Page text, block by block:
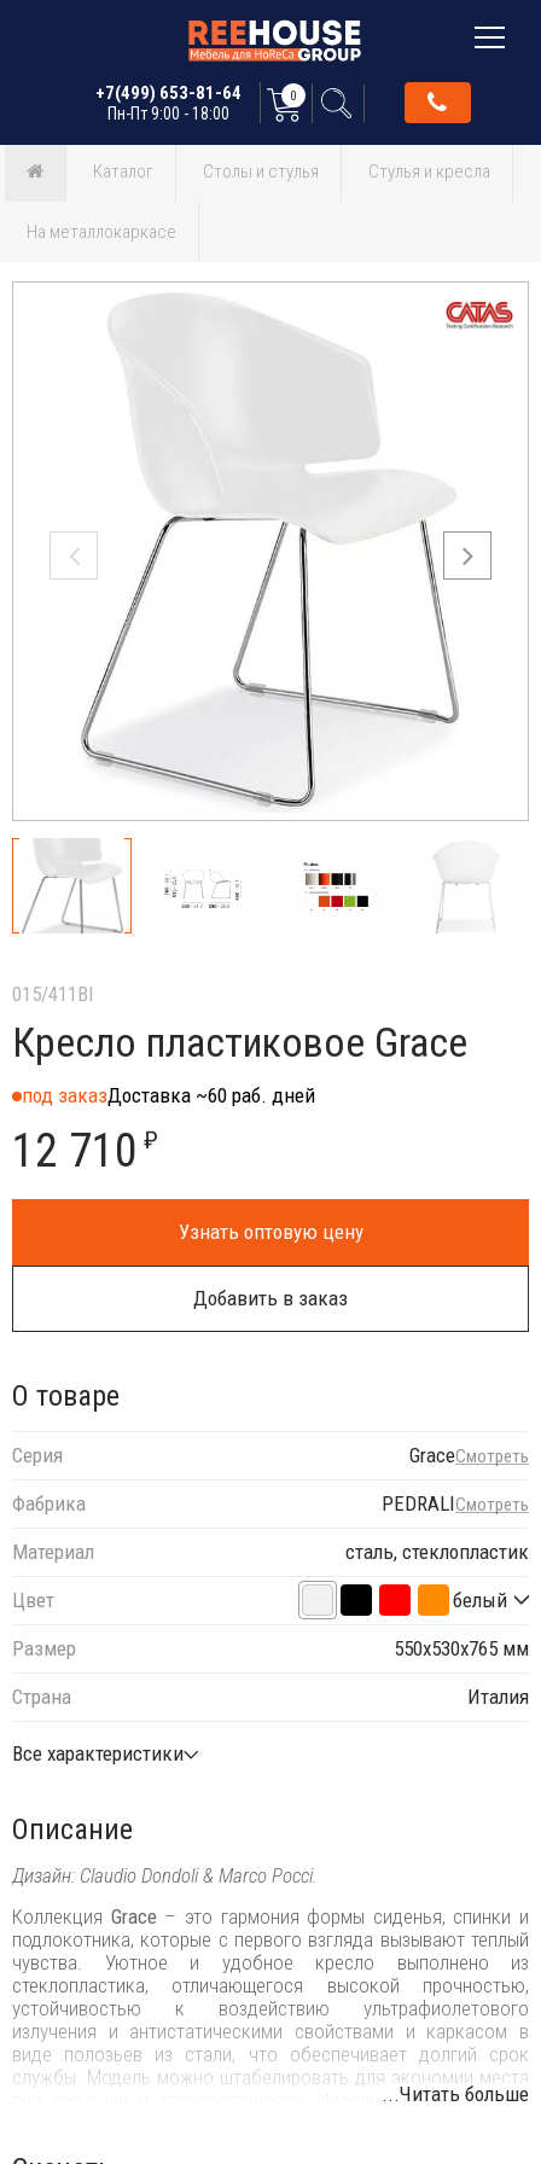
+7(499) 653-81-64
Пн-Пт 9:00 - 18:00
0
Каталог Столы и стулья Стулья и кресла
На металлокаркасе
015/411BI
Кресло пластиковое Grace
под заказДоставка ~60 раб. дней
12 710 ₽
Узнать оптовую цену
Добавить в заказ
О товаре
Серия GraceСмотреть
Фабрика PEDRALIСмотреть
Материал
сталь, стеклопластик
Цвет
белый
Размер
550х530х765 мм
Страна
Италия
Все характеристики
Описание
Дизайн: Claudio Dondoli & Marco Pocci.
Коллекция Grace – это гармония формы сиденья, спинки и
подлокотника, которые с первого взгляда вызывают теплый
чувства. Уютное и удобное кресло выполнено из
стеклопластика, отличающегося высокой прочностью,
устойчивостью к воздействию ультрафиолетового
излучения и антистатическими свойствами и каркасом в
виде полозьев из стали, что обеспечивает долгий срок
службы. Модель можно штабелировать для экономии места
при хранении и транспортировке. Идеально подходит для
...Читать больше